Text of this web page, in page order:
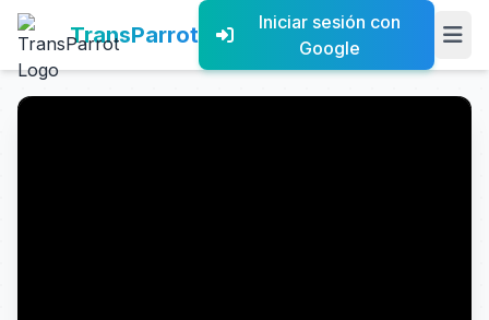
TransParrot
Iniciar sesión con
Google